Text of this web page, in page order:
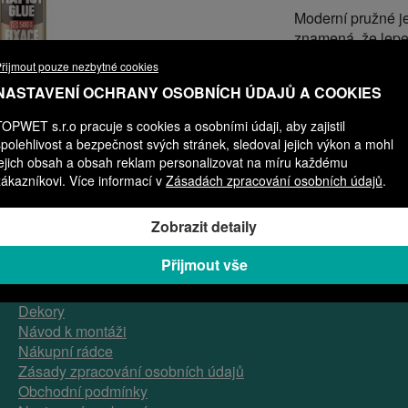
pouze nezbytné cookies
OCHRANY OSOBNÍCH ÚDAJŮ A COOKIES
s.r.o pracuje s cookies a osobními údaji, aby zajistil
a bezpečnost svých stránek, sledoval jejich výkon a mohl
obsah a obsah reklam personalizovat na míru každému
Více informací v Zásadách zpracování osobních údajů.
Zobrazit detaily
Přijmout vše
Moderní pružné
znamená, že
Obsah - 290 ml
co jste hledali?
Produkty
Dekory
Návod k montáži
Nákupní rádce
Zásady zpracování osobních údajů
Obchodní podmínky